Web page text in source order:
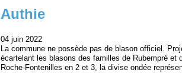
Authie
04 juin 2022
La commune ne possède pas de blason officiel.
écartelant les blasons des familles de Rubempré
Roche-Fontenilles en 2 et 3, la divise ondée